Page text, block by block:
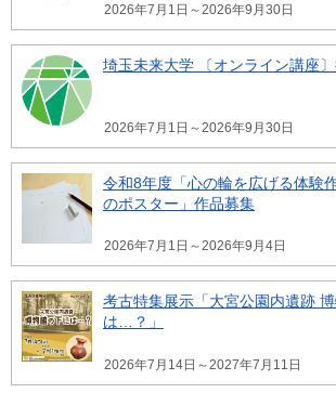
2026年7月1日～2026年9月30日
埼玉未来大学 〔オンライン講座
2026年7月1日～2026年9月30日
令和8年度「心の輪を広げる体験
のポスター」作品募集
2026年7月1日～2026年9月4日
考古特集展示「大宮公園内遺跡
は…？」
2026年7月14日～2027年7月11日